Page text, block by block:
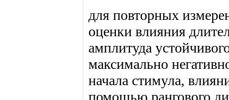
для повторных
оценки влияния
амплитуда
максимально
начала стимула,
помощью рангового